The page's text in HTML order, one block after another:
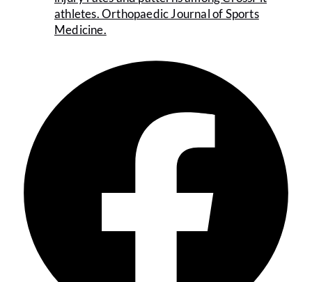
athletes. Orthopaedic Journal of Sports
Medicine.